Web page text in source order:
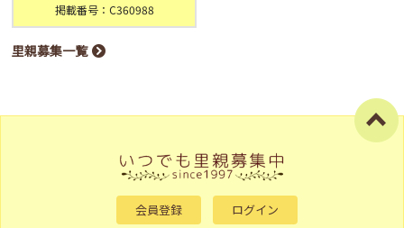
掲載番号：C360988
里親募集一覧
会員登録 ログイン